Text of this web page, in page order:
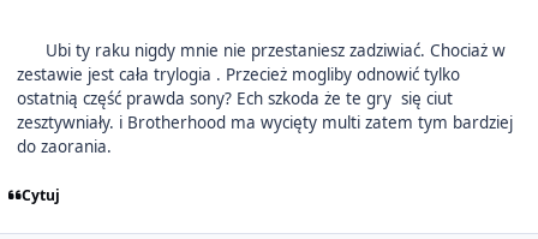
Ubi ty raku nigdy mnie nie przestaniesz zadziwiać. Chociaż w
zestawie jest cała trylogia . Przecież mogliby odnowić tylko
ostatnią część prawda sony? Ech szkoda że te gry się ciut
zesztywniały. i Brotherhood ma wycięty multi zatem tym bardziej
do zaorania.
Cytuj